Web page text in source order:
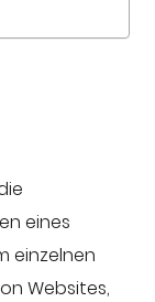
eines
einzelnen
Websites,